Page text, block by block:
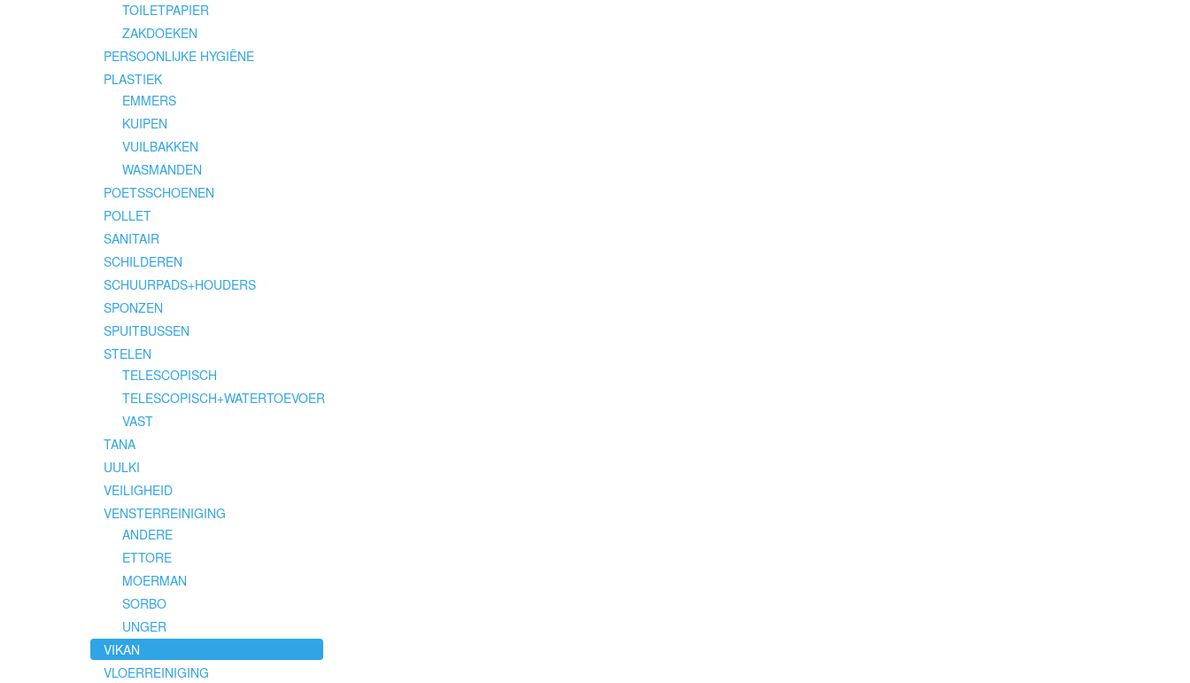
TOILETPAPIER
ZAKDOEKEN
PERSOONLIJKE HYGIËNE
PLASTIEK
EMMERS
KUIPEN
VUILBAKKEN
WASMANDEN
POETSSCHOENEN
POLLET
SANITAIR
SCHILDEREN
SCHUURPADS+HOUDERS
SPONZEN
SPUITBUSSEN
STELEN
TELESCOPISCH
TELESCOPISCH+WATERTOEVOER
VAST
TANA
UULKI
VEILIGHEID
VENSTERREINIGING
ANDERE
ETTORE
MOERMAN
SORBO
UNGER
VIKAN
VLOERREINIGING